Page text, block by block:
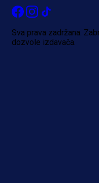
Sva prava zadržana.
dozvole izdavača.